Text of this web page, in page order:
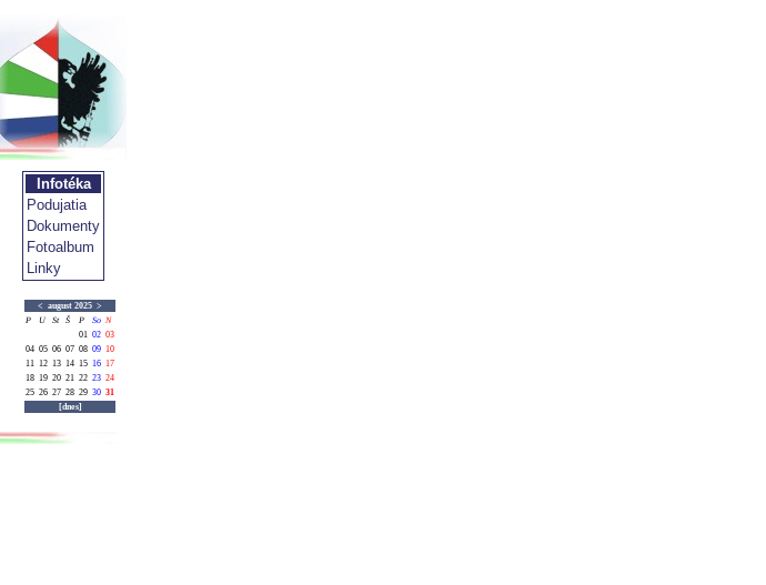
Infotéka
Podujatia
Dokumenty
Fotoalbum
Linky
< august 2025 >
P
U St Š P So N
01 02 03
04 05 06 07 08 09 10
11 12 13 14 15 16 17
18 19 20 21 22 23 24
25 26 27 28 29 30 31
[dnes]